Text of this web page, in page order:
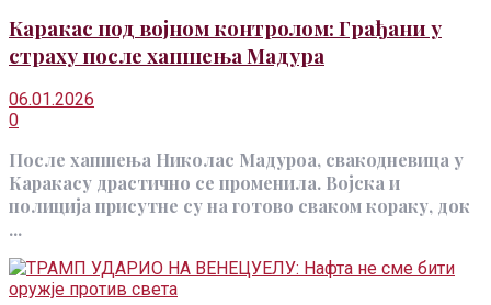
Каракас под војном контролом: Грађани у
страху после хапшења Мадура
06.01.2026
0
После хапшења Николас Мадуроа, свакодневица у
Каракасу драстично се променила. Војска и
полиција присутне су на готово сваком кораку, док
...